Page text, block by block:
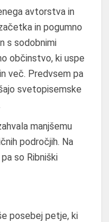
avtorstva in
in pogumno
s sodobnimi
občinstvo, ki uspe
več. Predvsem pa
svetopisemske
manjšemu
področjih. Na
so Ribniški
posebej petje, ki